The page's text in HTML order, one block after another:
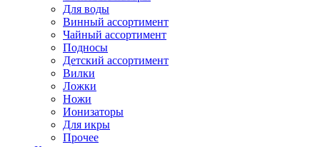
Для воды
Винный ассортимент
Чайный ассортимент
Подносы
Детский ассортимент
Вилки
Ложки
Ножи
Ионизаторы
Для икры
Прочее